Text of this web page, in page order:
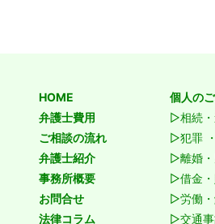
HOME
弁護士費用
ご相談の流れ
弁護士紹介
事務所概要
お問合せ
法律コラム
個人の
▷相続
▷犯罪
▷離婚・
▷借金・
▷労働・
▷交通